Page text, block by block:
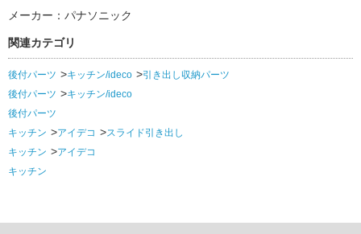
メーカー：パナソニック
関連カテゴリ
後付パーツ キッチン/ideco
引き出し収納パーツ
後付パーツ
キッチン/ideco
後付パーツ
キッチン
アイデコ
スライド引き出し
キッチン
アイデコ
キッチン